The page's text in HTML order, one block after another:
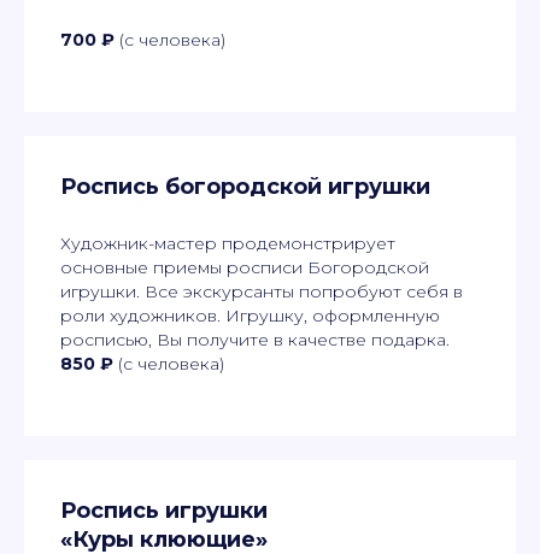
700 ₽ (с человека)
Роспись богородской игрушки
Художник-мастер продемонстрирует
основные приемы росписи Богородской
игрушки. Все экскурсанты попробуют себя в
роли художников. Игрушку, оформленную
росписью, Вы получите в качестве подарка.
850 ₽ (с человека)
Роспись игрушки
«Куры клюющие»